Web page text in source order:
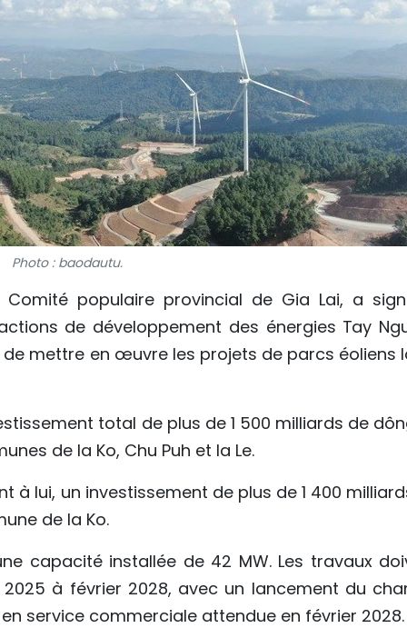
Photo : baodautu.
Comité populaire provincial de Gia Lai, a
de développement des énergies Tay
de mettre en œuvre les projets de parcs éoliens
total de plus de 1 500 milliards de
de Ia Ko, Chu Puh et Ia Le.
à lui, un investissement de plus de 1 400
de Ia Ko.
capacité installée de 42 MW. Les travaux
à février 2028, avec un lancement du
service commerciale attendue en février 2028.